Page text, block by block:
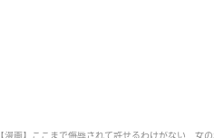
【漫画】ここまで侮辱されて許せるわけがない 女